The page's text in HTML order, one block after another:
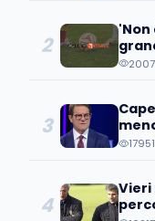
2
'Non
3
4
Vieri